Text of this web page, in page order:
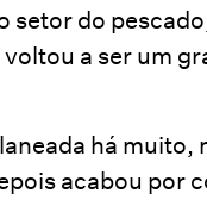
setor do
a ser um
há
acabou por